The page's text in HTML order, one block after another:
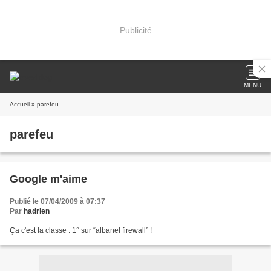
Publicité
MENU
Accueil » parefeu
parefeu
Google m'aime
Publié le 07/04/2009 à 07:37
Par hadrien
Ça c'est la classe : 1° sur “albanel firewall” !